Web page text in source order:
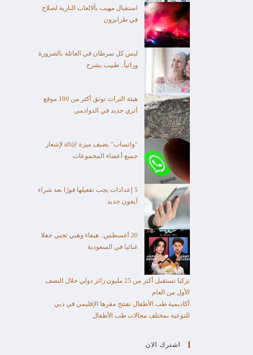
استقبال مهيب بألالعاب النارية لصلاح
في طرابزون
ليس كل سرطان في العائلة بالضرورة
وراثياً.. طبيب يشرح
هيئة التراث توثق أكثر من 100 موقع
أثري جديد في الدوادمي
“واتساب” يضيف ميزة @all لإشعار
جميع أعضاء المجموعات
5 إعدادات يجب تفعيلها فورًا بعد شراء
آيفون جديد
20 أغسطس.. هيفاء وهبي تحيي حفلا
غنائيا في السعودية
تركيا تستقبل أكثر من 25 مليون زائر دولي خلال النصف
الأول من العام​
أكاديمية طب الأطفال تفتتح مقرها الإقليمي في دبي
للتوعية بمختلف مجالات طب الأطفال
اشترك الان